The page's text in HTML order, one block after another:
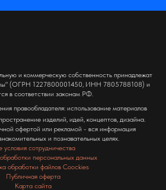
и коммерческую собственность принадлежат
(ОГРН 1227800001450, ИНН 7805788108) и
в соответствии законам РФ.
правообладателя: использование материалов
изделий, идей, концептов, дизайна.
офертой или рекламой - вся информация
и познавательных целях.
условия сотрудничества
персональных данных
обработки файлов Coockies
Публичная оферта
Карта сайта